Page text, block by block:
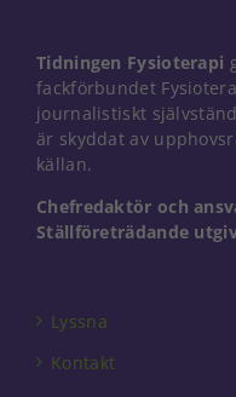
Tidningen Fysioterapi
fackförbundet
journalistiskt
är skyddat av
källan.
Chefredaktör och
Ställföreträdande
Lyssna
Kontakt